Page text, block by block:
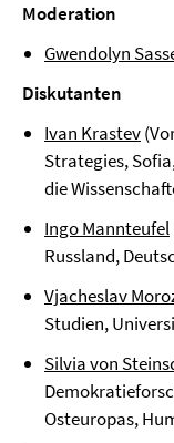
Moderation
Gwendolyn
Diskutanten
Ivan Krastev
Strategies,
die
Ingo Mannteufel
Russland,
Vjacheslav
Studien,
Silvia von
Osteuropas,